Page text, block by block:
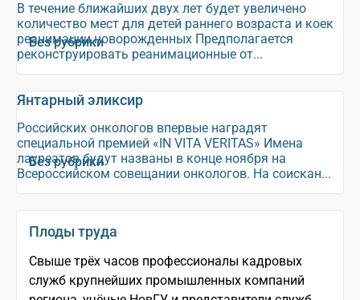
В течение ближайших двух лет будет увеличено
количество мест для детей раннего возраста и коек
реанимации новорожденных Предполагается
реконструировать реанимационные от...
Без рубрики
Янтарный эликсир
Российских онкологов впервые наградят
специальной премией «IN VITA VERITAS» Имена
лауреатов будут названы в конце ноября на
Всероссийском совещании онкологов. На соискан...
Без рубрики
Плоды труда
Свыше трёх часов профессионалы кадровых
служб крупнейших промышленных компаний